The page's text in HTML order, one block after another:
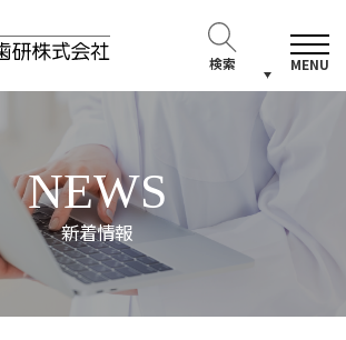
検索 MENU
NEWS
新着情報